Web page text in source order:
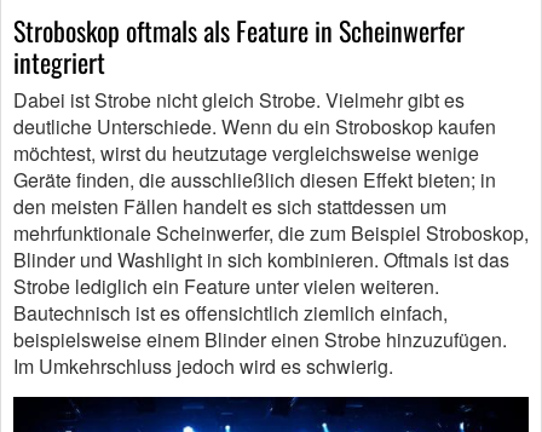
Stroboskop oftmals als Feature in Scheinwerfer
integriert
Dabei ist Strobe nicht gleich Strobe. Vielmehr gibt es
deutliche Unterschiede. Wenn du ein Stroboskop kaufen
möchtest, wirst du heutzutage vergleichsweise wenige
Geräte finden, die ausschließlich diesen Effekt bieten; in
den meisten Fällen handelt es sich stattdessen um
mehrfunktionale Scheinwerfer, die zum Beispiel Stroboskop,
Blinder und Washlight in sich kombinieren. Oftmals ist das
Strobe lediglich ein Feature unter vielen weiteren.
Bautechnisch ist es offensichtlich ziemlich einfach,
beispielsweise einem Blinder einen Strobe hinzuzufügen.
Im Umkehrschluss jedoch wird es schwierig.